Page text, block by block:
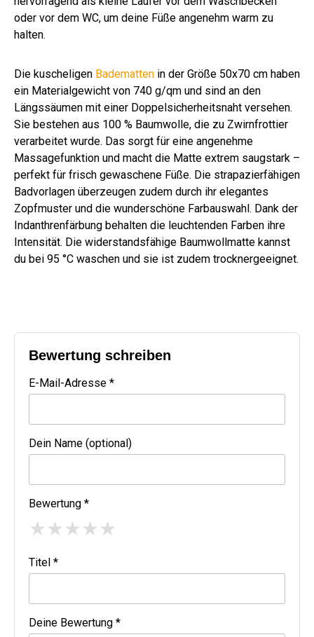
oder vor dem WC, um deine Füße angenehm warm zu
halten.
Die kuscheligen Badematten in der Größe 50x70 cm haben
ein Materialgewicht von 740 g/qm und sind an den
Längssäumen mit einer Doppelsicherheitsnaht versehen.
Sie bestehen aus 100 % Baumwolle, die zu Zwirnfrottier
verarbeitet wurde. Das sorgt für eine angenehme
Massagefunktion und macht die Matte extrem saugstark –
perfekt für frisch gewaschene Füße. Die strapazierfähigen
Badvorlagen überzeugen zudem durch ihr elegantes
Zopfmuster und die wunderschöne Farbauswahl. Dank der
Indanthrenfärbung behalten die leuchtenden Farben ihre
Intensität. Die widerstandsfähige Baumwollmatte kannst
du bei 95 °C waschen und sie ist zudem trocknergeeignet.
Bewertung schreiben
E-Mail-Adresse *
Dein Name (optional)
Bewertung *
★★★★★
Titel *
Deine Bewertung *